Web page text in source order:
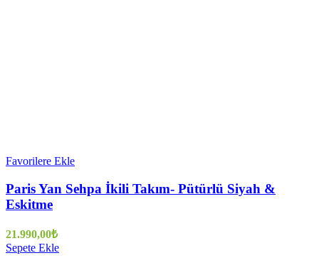
Favorilere Ekle
Paris Yan Sehpa İkili Takım- Pütürlü Siyah &
Eskitme
21.990,00₺
Sepete Ekle